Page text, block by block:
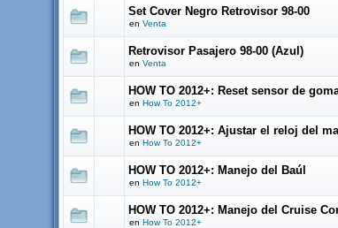
Set Cover Negro Retrovisor 98-00
en Venta
Retrovisor Pasajero 98-00 (Azul)
en Venta
HOW TO 2012+: Reset sensor de
en How To 2012+
HOW TO 2012+: Ajustar el reloj del
en How To 2012+
HOW TO 2012+: Manejo del Baúl
en How To 2012+
HOW TO 2012+: Manejo del Cruise
en How To 2012+